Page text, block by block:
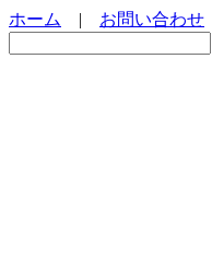
ホーム | お問い合わせ